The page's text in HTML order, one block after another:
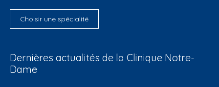
Choisir une spécialité
Dernières actualités de la Clinique Notre-
Dame